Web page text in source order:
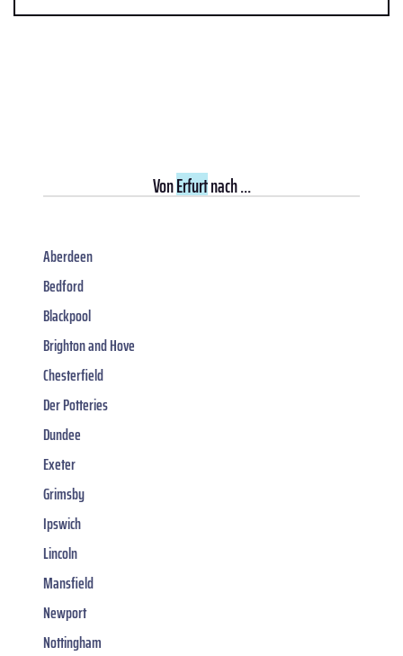
VonErfurtnach ...
Aberdeen
Bedford
Blackpool
Brighton and Hove
Chesterfield
Der Potteries
Dundee
Exeter
Grimsby
Ipswich
Lincoln
Mansfield
Newport
Nottingham